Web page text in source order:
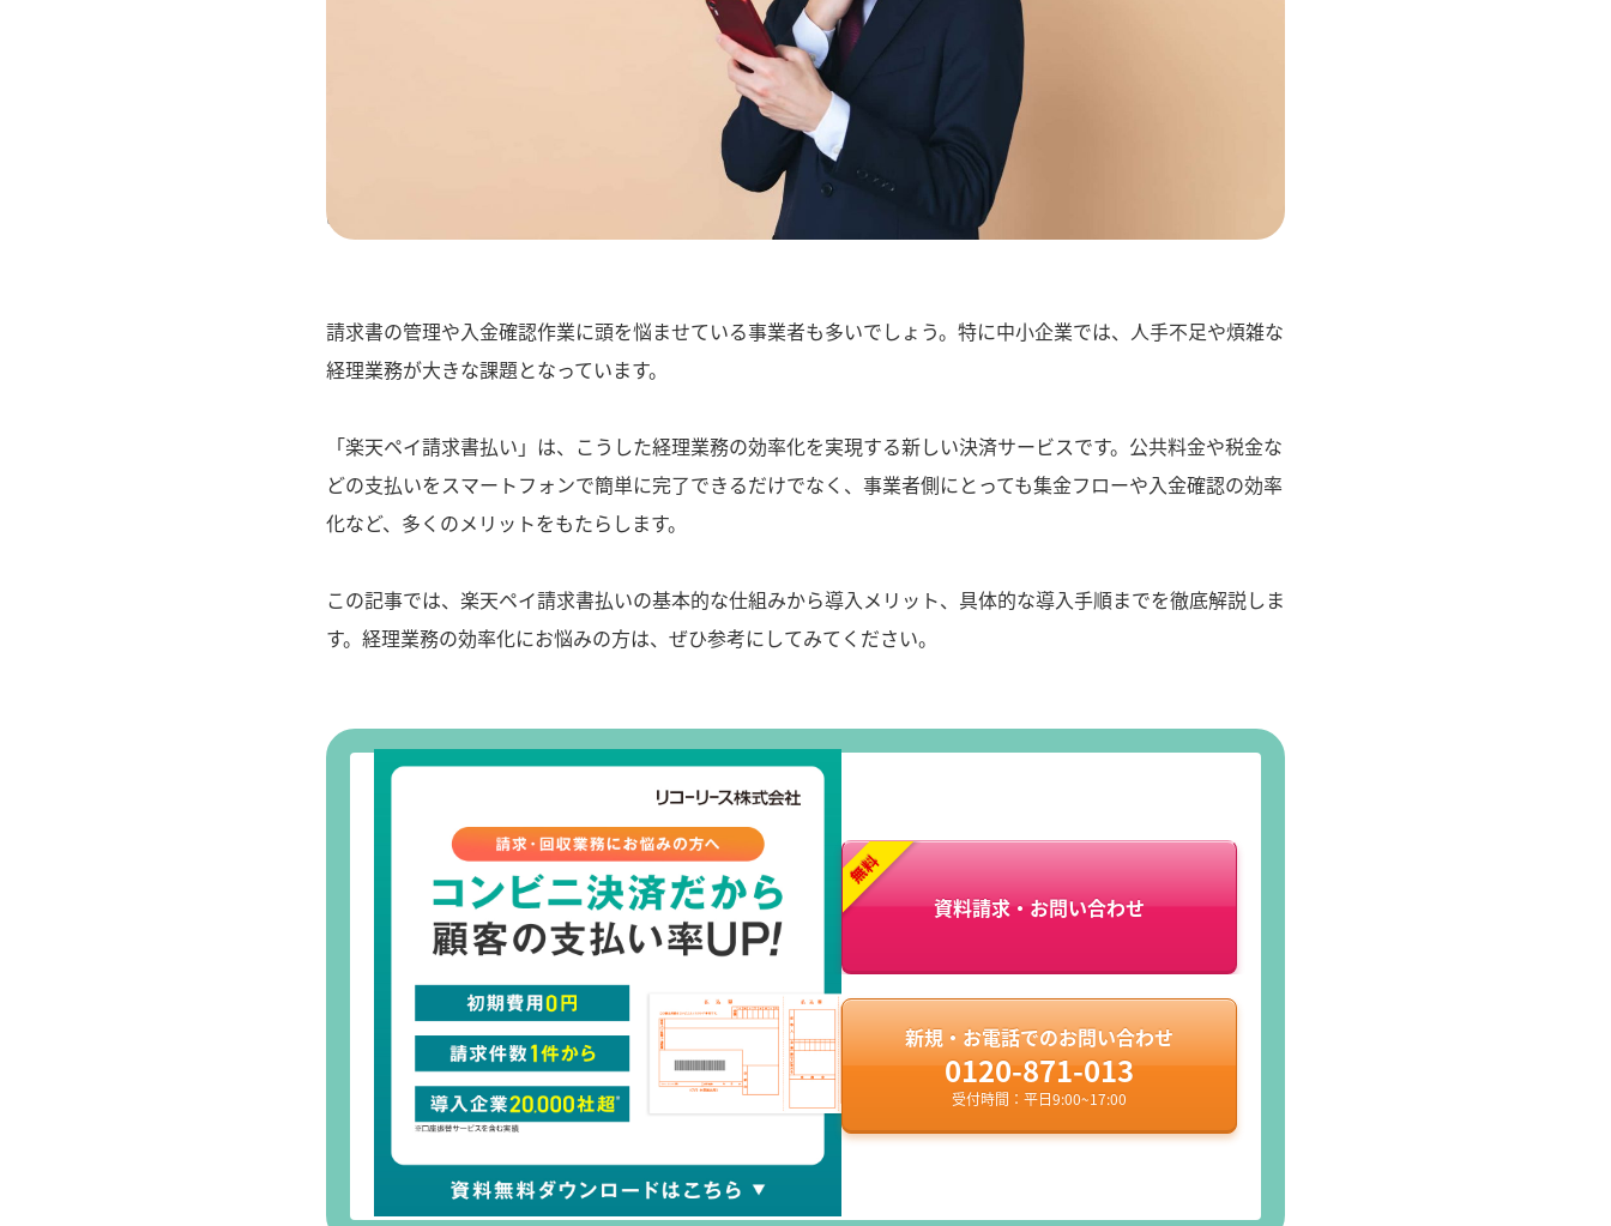
" alt="楽天ペイ請求書払いとは？経理業務を効率化する3つのメリットと導入手順">
請求書の管理や入金確認作業に頭を悩ませている事業者も多いでしょう。特に中小企業では、人手不足や煩雑な
経理業務が大きな課題となっています。
「楽天ペイ請求書払い」は、こうした経理業務の効率化を実現する新しい決済サービスです。公共料金や税金な
どの支払いをスマートフォンで簡単に完了できるだけでなく、事業者側にとっても集金フローや入金確認の効率
化など、多くのメリットをもたらします。
この記事では、楽天ペイ請求書払いの基本的な仕組みから導入メリット、具体的な導入手順までを徹底解説しま
す。経理業務の効率化にお悩みの方は、ぜひ参考にしてみてください。
資料請求・お問い合わせ
新規・お電話でのお問い合わせ
0120-871-013
受付時間：平日9:00~17:00